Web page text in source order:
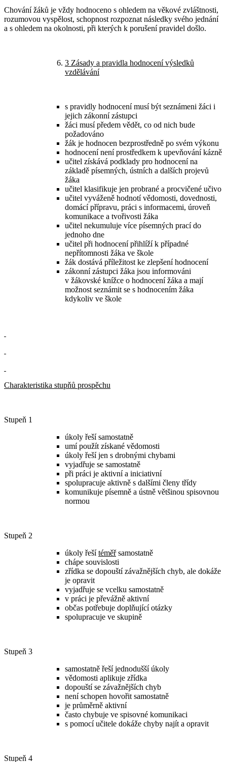
Chování žáků je vždy hodnoceno s ohledem na věkové zvláštnosti,
rozumovou vyspělost, schopnost rozpoznat následky svého jednání
a s ohledem na okolnosti, při kterých k porušení pravidel došlo.
3 Zásady a pravidla hodnocení výsledků
vzdělávání
s pravidly hodnocení musí být seznámeni žáci i
jejich zákonní zástupci
žáci musí předem vědět, co od nich bude
požadováno
žák je hodnocen bezprostředně po svém výkonu
hodnocení není prostředkem k upevňování kázně
učitel získává podklady pro hodnocení na
základě písemných, ústních a dalších projevů
žáka
učitel klasifikuje jen probrané a procvičené učivo
učitel vyváženě hodnotí vědomosti, dovednosti,
domácí přípravu, práci s informacemi, úroveň
komunikace a tvořivosti žáka
učitel nekumuluje více písemných prací do
jednoho dne
učitel při hodnocení přihlíží k případné
nepřítomnosti žáka ve škole
žák dostává příležitost ke zlepšení hodnocení
zákonní zástupci žáka jsou informováni
v žákovské knížce o hodnocení žáka a mají
možnost seznámit se s hodnocením žáka
kdykoliv ve škole
Charakteristika stupňů prospěchu
Stupeň 1
úkoly řeší samostatně
umí použít získané vědomosti
úkoly řeší jen s drobnými chybami
vyjadřuje se samostatně
při práci je aktivní a iniciativní
spolupracuje aktivně s dalšími členy třídy
komunikuje písemně a ústně většinou spisovnou
normou
Stupeň 2
úkoly řešítéměřsamostatně
chápe souvislosti
zřídka se dopouští závažnějších chyb, ale dokáže
je opravit
vyjadřuje se vcelku samostatně
v práci je převážně aktivní
občas potřebuje doplňující otázky
spolupracuje ve skupině
Stupeň 3
samostatně řeší jednodušší úkoly
vědomosti aplikuje zřídka
dopouští se závažnějších chyb
není schopen hovořit samostatně
je průměrně aktivní
často chybuje ve spisovné komunikaci
s pomocí učitele dokáže chyby najít a opravit
Stupeň 4